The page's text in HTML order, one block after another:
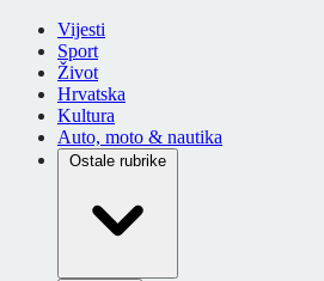
Vijesti
Sport
Život
Hrvatska
Kultura
Auto, moto & nautika
Ostale rubrike